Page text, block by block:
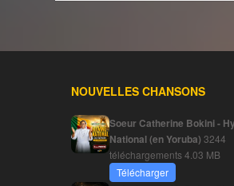
NOUVELLES CHANSONS
Soeur Catherine Bokini -
National (en Yoruba) 3244
téléchargements4.03 MB
Télécharger